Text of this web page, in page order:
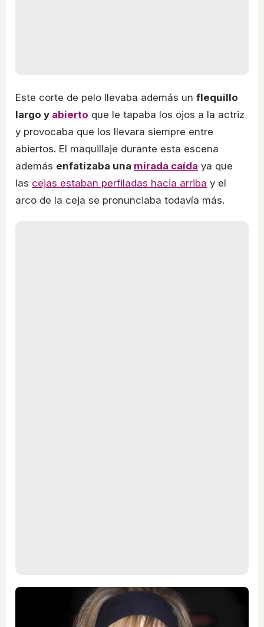
Este corte de pelo llevaba además un flequillo
largo y abierto que le tapaba los ojos a la actriz
y provocaba que los llevara siempre entre
abiertos. El maquillaje durante esta escena
además enfatizaba una mirada caída ya que
las cejas estaban perfiladas hacia arriba y el
arco de la ceja se pronunciaba todavía más.